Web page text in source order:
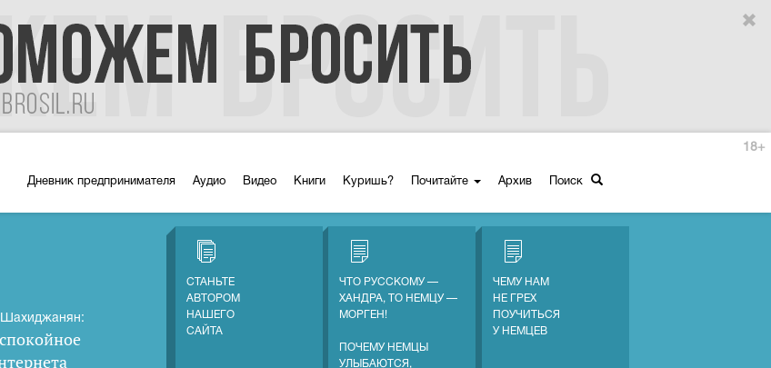
Дневник предпринимателя Аудио Видео Книги Куришь? Почитайте Архив Поиск
18+
СТАНЬТЕ
АВТОРОМ
НАШЕГО
САЙТА
ЧТО РУССКОМУ —
ХАНДРА, ТО НЕМЦУ —
МОРГЕН!
ПОЧЕМУ НЕМЦЫ
УЛЫБАЮТСЯ,
ЧЕМУ НАМ
НЕ ГРЕХ
ПОУЧИТЬСЯ
У НЕМЦЕВ